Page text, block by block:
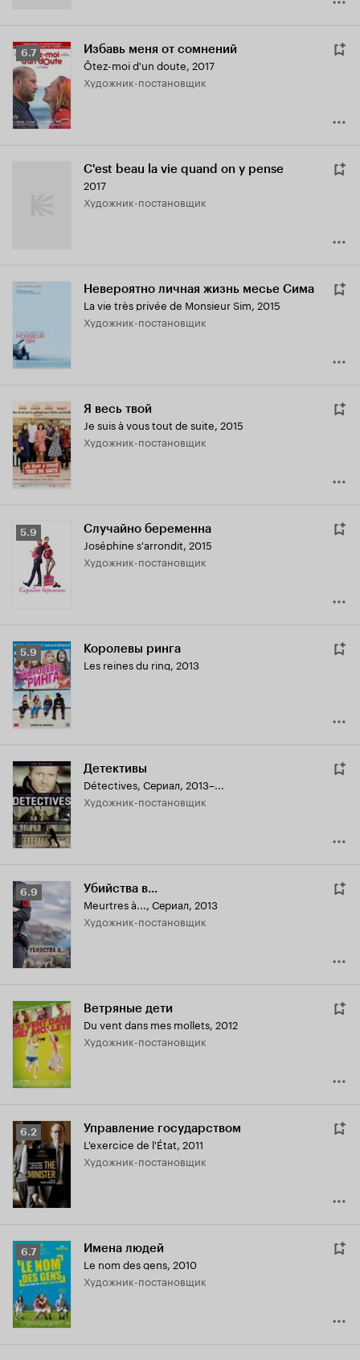
Рейтинг
Кинопоиска
6.7
6.7 Избавь меня от сомнений
Ôtez-moi d'un doute, 2017
Художник-постановщик
C'est beau la vie quand on y pense
2017
Художник-постановщик
Невероятно личная жизнь месье Сима
La vie très privée de Monsieur Sim, 2015
Художник-постановщик
Я весь твой
Je suis à vous tout de suite, 2015
Художник-постановщик
Рейтинг
Кинопоиска
5.9
5.9 Случайно беременна
Joséphine s'arrondit, 2015
Художник-постановщик
Рейтинг
Кинопоиска
5.9
5.9 Королевы ринга
Les reines du ring, 2013
Детективы
Détectives, Сериал, 2013–...
Художник-постановщик
Рейтинг
Кинопоиска
6.9
6.9 Убийства в...
Meurtres à..., Сериал, 2013
Художник-постановщик
Ветряные дети
Du vent dans mes mollets, 2012
Художник-постановщик
Рейтинг
Кинопоиска
6.2
6.2 Управление государством
L'exercice de l'État, 2011
Художник-постановщик
Рейтинг
Кинопоиска
6.7
6.7 Имена людей
Le nom des gens, 2010
Художник-постановщик